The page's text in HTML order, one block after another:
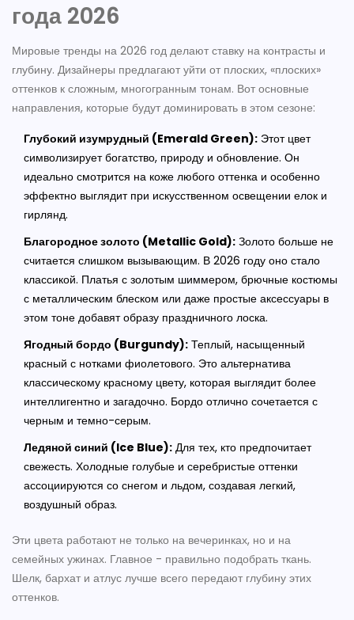
года 2026
Мировые тренды на 2026 год делают ставку на контрасты и
глубину. Дизайнеры предлагают уйти от плоских, «плоских»
оттенков к сложным, многогранным тонам. Вот основные
направления, которые будут доминировать в этом сезоне:
Глубокий изумрудный (Emerald Green): Этот цвет
символизирует богатство, природу и обновление. Он
идеально смотрится на коже любого оттенка и особенно
эффектно выглядит при искусственном освещении елок и
гирлянд.
Благородное золото (Metallic Gold): Золото больше не
считается слишком вызывающим. В 2026 году оно стало
классикой. Платья с золотым шиммером, брючные костюмы
с металлическим блеском или даже простые аксессуары в
этом тоне добавят образу праздничного лоска.
Ягодный бордо (Burgundy): Теплый, насыщенный
красный с нотками фиолетового. Это альтернатива
классическому красному цвету, которая выглядит более
интеллигентно и загадочно. Бордо отлично сочетается с
черным и темно-серым.
Ледяной синий (Ice Blue): Для тех, кто предпочитает
свежесть. Холодные голубые и серебристые оттенки
ассоциируются со снегом и льдом, создавая легкий,
воздушный образ.
Эти цвета работают не только на вечеринках, но и на
семейных ужинах. Главное - правильно подобрать ткань.
Шелк, бархат и атлус лучше всего передают глубину этих
оттенков.